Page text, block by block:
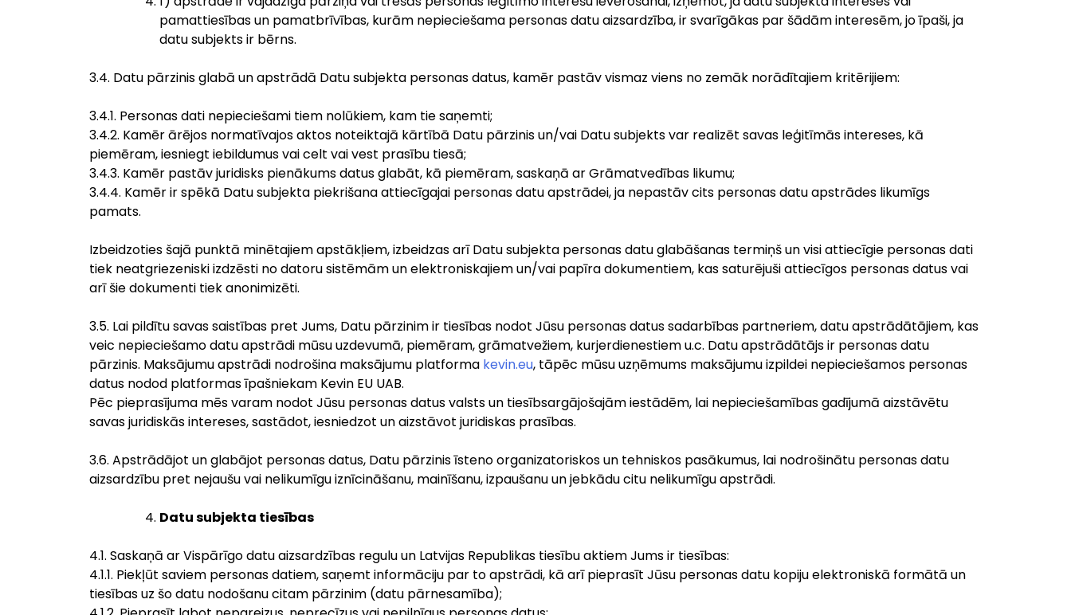
pamattiesības un pamatbrīvības, kurām nepieciešama personas datu aizsardzība, ir svarīgākas par šādām interesēm, jo īpaši, ja
datu subjekts ir bērns.
3.4. Datu pārzinis glabā un apstrādā Datu subjekta personas datus, kamēr pastāv vismaz viens no zemāk norādītajiem kritērijiem:
3.4.1. Personas dati nepieciešami tiem nolūkiem, kam tie saņemti;
3.4.2. Kamēr ārējos normatīvajos aktos noteiktajā kārtībā Datu pārzinis un/vai Datu subjekts var realizēt savas leģitīmās intereses, kā
piemēram, iesniegt iebildumus vai celt vai vest prasību tiesā;
3.4.3. Kamēr pastāv juridisks pienākums datus glabāt, kā piemēram, saskaņā ar Grāmatvedības likumu;
3.4.4. Kamēr ir spēkā Datu subjekta piekrišana attiecīgajai personas datu apstrādei, ja nepastāv cits personas datu apstrādes likumīgs
pamats.
Izbeidzoties šajā punktā minētajiem apstākļiem, izbeidzas arī Datu subjekta personas datu glabāšanas termiņš un visi attiecīgie personas dati
tiek neatgriezeniski izdzēsti no datoru sistēmām un elektroniskajiem un/vai papīra dokumentiem, kas saturējuši attiecīgos personas datus vai
arī šie dokumenti tiek anonimizēti.
3.5. Lai pildītu savas saistības pret Jums, Datu pārzinim ir tiesības nodot Jūsu personas datus sadarbības partneriem, datu apstrādātājiem, kas
veic nepieciešamo datu apstrādi mūsu uzdevumā, piemēram, grāmatvežiem, kurjerdienestiem u.c. Datu apstrādātājs ir personas datu
pārzinis. Maksājumu apstrādi nodrošina maksājumu platforma kevin.eu, tāpēc mūsu uzņēmums maksājumu izpildei nepieciešamos personas
datus nodod platformas īpašniekam Kevin EU UAB.
Pēc pieprasījuma mēs varam nodot Jūsu personas datus valsts un tiesībsargājošajām iestādēm, lai nepieciešamības gadījumā aizstāvētu
savas juridiskās intereses, sastādot, iesniedzot un aizstāvot juridiskas prasības.
3.6. Apstrādājot un glabājot personas datus, Datu pārzinis īsteno organizatoriskos un tehniskos pasākumus, lai nodrošinātu personas datu
aizsardzību pret nejaušu vai nelikumīgu iznīcināšanu, mainīšanu, izpaušanu un jebkādu citu nelikumīgu apstrādi.
Datu subjekta tiesības
4.1. Saskaņā ar Vispārīgo datu aizsardzības regulu un Latvijas Republikas tiesību aktiem Jums ir tiesības:
4.1.1. Piekļūt saviem personas datiem, saņemt informāciju par to apstrādi, kā arī pieprasīt Jūsu personas datu kopiju elektroniskā formātā un
tiesības uz šo datu nodošanu citam pārzinim (datu pārnesamība);